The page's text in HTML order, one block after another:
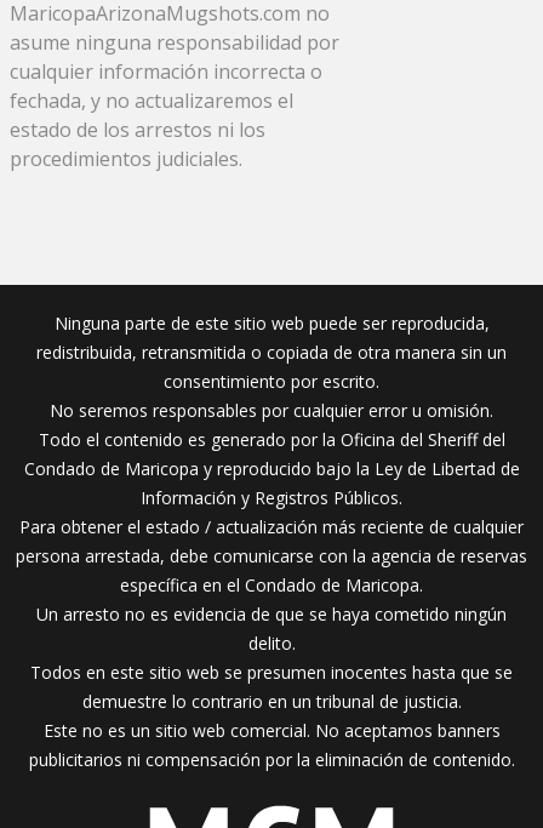
MaricopaArizonaMugshots.com no
asume ninguna responsabilidad por
cualquier información incorrecta o
fechada, y no actualizaremos el
estado de los arrestos ni los
procedimientos judiciales.
Ninguna parte de este sitio web puede ser reproducida,
redistribuida, retransmitida o copiada de otra manera sin un
consentimiento por escrito.
No seremos responsables por cualquier error u omisión.
Todo el contenido es generado por la Oficina del Sheriff del
Condado de Maricopa y reproducido bajo la Ley de Libertad de
Información y Registros Públicos.
Para obtener el estado / actualización más reciente de cualquier
persona arrestada, debe comunicarse con la agencia de reservas
específica en el Condado de Maricopa.
Un arresto no es evidencia de que se haya cometido ningún
delito.
Todos en este sitio web se presumen inocentes hasta que se
demuestre lo contrario en un tribunal de justicia.
Este no es un sitio web comercial. No aceptamos banners
publicitarios ni compensación por la eliminación de contenido.